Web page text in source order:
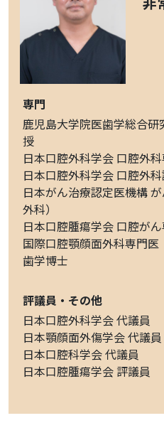
専門
鹿児島大学院医歯学総合
授
日本口腔外科学会 口腔外
日本口腔外科学会 口腔外
日本がん治療認定医機構
外科）
日本口腔腫瘍学会 口腔が
国際口腔顎顔面外科専門医
歯学博士
評議員・その他
日本口腔外科学会 代議員
日本顎顔面外傷学会 代議員
日本口腔科学会 代議員
日本口腔腫瘍学会 評議員